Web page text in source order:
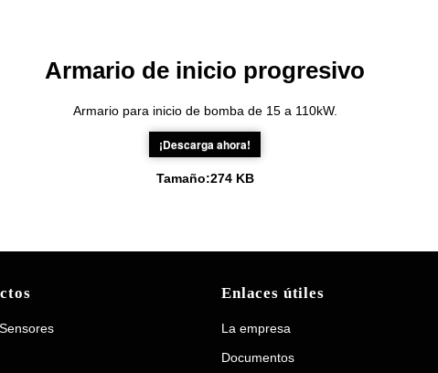
Armario de inicio progresivo
Armario para inicio de bomba de 15 a 110kW.
¡Descarga ahora!
Tamaño:274 KB
Enlaces útiles
La empresa
Documentos